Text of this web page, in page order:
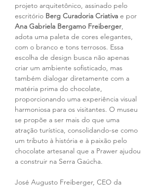
projeto arquitetônico, assinado pelo
escritório Berg Curadoria Criativa e por
Ana Gabriela Bergamo Freiberger,
adota uma paleta de cores elegantes,
com o branco e tons terrosos. Essa
escolha de design busca não apenas
criar um ambiente sofisticado, mas
também dialogar diretamente com a
matéria prima do chocolate,
proporcionando uma experiência visual
harmoniosa para os visitantes. O museu
se propõe a ser mais do que uma
atração turística, consolidando-se como
um tributo à história e à paixão pelo
chocolate artesanal que a Prawer ajudou
a construir na Serra Gaúcha.
José Augusto Freiberger, CEO da